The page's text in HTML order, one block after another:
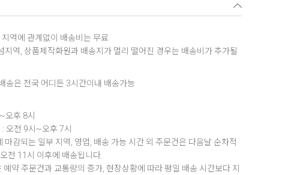
역에 관계없이 배송비는 무료
지역, 상품제작화원과 배송지가 멀리 떨어진 경우는 배송비가 추가될
송은 전국 어디든 3시간이내 배송가능
오후 8시
오전 9시~오후 7시
마감되는 일부 지역, 영업, 배송 가능 시간 외 주문건은 다음날 순차적
전 11시 이후에 배송됩니다.
예약 주문건과 교통량의 증가, 현장상황에 따라 평일 배송 시간보다 지